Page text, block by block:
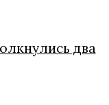
два